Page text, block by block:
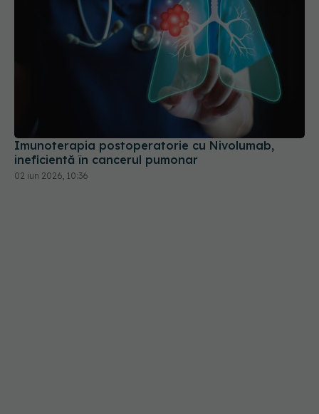
Imunoterapia postoperatorie cu Nivolumab,
ineficientă în cancerul pumonar
02 iun 2026, 10:36